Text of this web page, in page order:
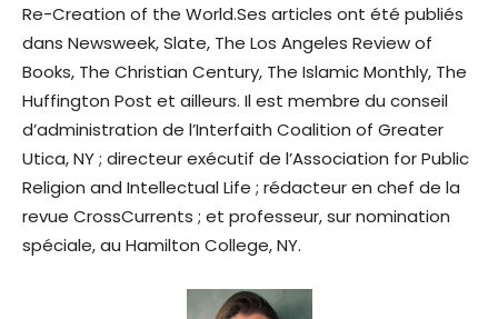
Re-Creation of the World.Ses articles ont été publiés
dans Newsweek, Slate, The Los Angeles Review of
Books, The Christian Century, The Islamic Monthly, The
Huffington Post et ailleurs. Il est membre du conseil
d’administration de l’Interfaith Coalition of Greater
Utica, NY ; directeur exécutif de l’Association for Public
Religion and Intellectual Life ; rédacteur en chef de la
revue CrossCurrents ; et professeur, sur nomination
spéciale, au Hamilton College, NY.